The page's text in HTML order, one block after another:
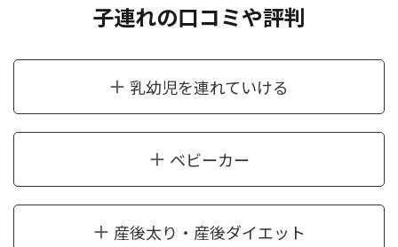
子連れの口コミや評判
乳幼児を連れていける
ベビーカー
産後太り・産後ダイエット